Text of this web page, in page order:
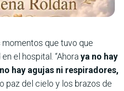
que tuvo que
el hospital. “Ahora ya no hay
hay agujas ni respiradores,
paz del cielo y los brazos de